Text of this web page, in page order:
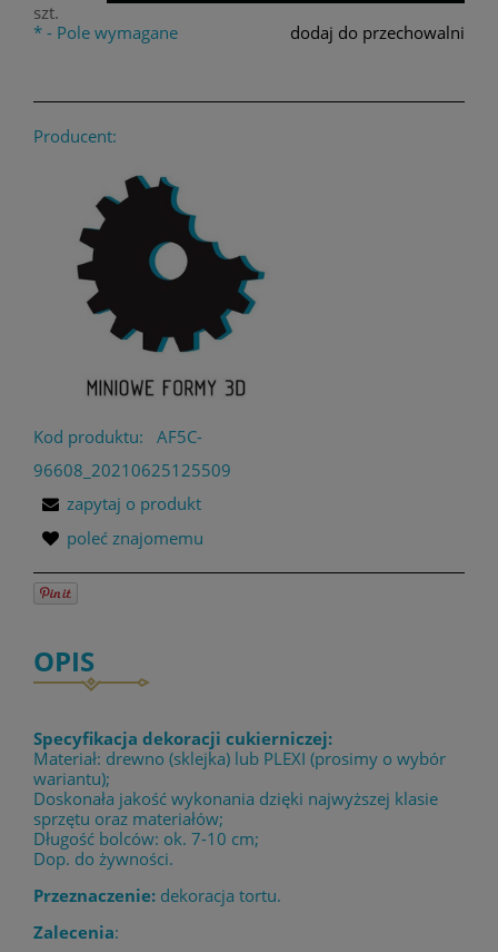
szt.
dodaj do przechowalni
* - Pole wymagane
Producent:
Kod produktu:
AF5C-
96608_20210625125509
zapytaj o produkt
poleć znajomemu
OPIS
Specyfikacja dekoracji cukierniczej:
Materiał: drewno (sklejka) lub PLEXI (prosimy o wybór
wariantu);
Doskonała jakość wykonania dzięki najwyższej klasie
sprzętu oraz materiałów;
Długość bolców: ok. 7-10 cm;
Dop. do żywności.
Przeznaczenie: dekoracja tortu.
Zalecenia: